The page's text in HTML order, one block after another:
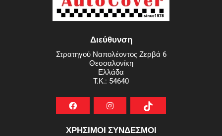
Διεύθυνση
Στρατηγού Ναπολέοντος Ζερβά 6
Θεσσαλονίκη
Ελλάδα
T.K.: 54640
ΧΡΗΣΙΜΟΙ ΣΥΝΔΕΣΜΟΙ